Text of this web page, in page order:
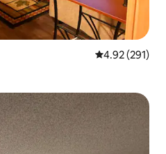
평점 4.92점(5
4.92 (291)